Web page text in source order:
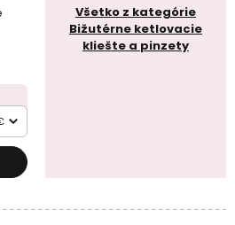
Všetko z kategórie
Bižutérne ketlovacie
kliešte a pinzety